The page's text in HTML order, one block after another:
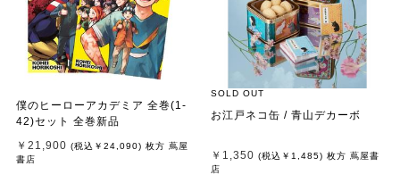
僕のヒーローアカデミア 全巻(1-
42)セット 全巻新品
￥21,900 (税込 ￥24,090) 枚方 蔦屋
書店
SOLD OUT
お江戸ネコ缶 / 青山デカーボ
￥1,350 (税込 ￥1,485) 枚方 蔦屋書
店